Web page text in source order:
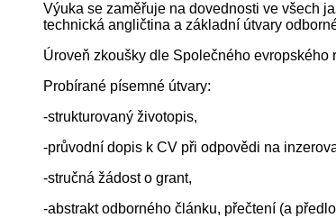
Výuka se zaměřuje na dovednosti ve všech
technická angličtina a základní útvary
Úroveň zkoušky dle Společného
Probírané písemné útvary:
-strukturovaný životopis,
-průvodní dopis k CV při odpovědi na
-stručná žádost o grant,
-abstrakt odborného článku, přečtení (a